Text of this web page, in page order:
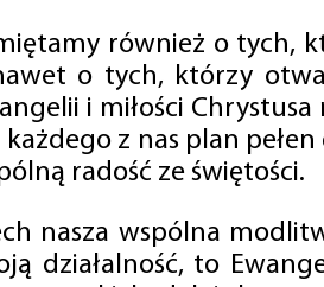
również o tych,
o tych, którzy
i miłości
każdego z nas plan
radość ze świętości.
nasza wspólna
działalność, to